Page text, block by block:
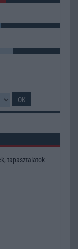
tapasztalatok